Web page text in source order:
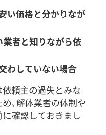
い価格と分かりなが
業者と知りながら依
わしていない場合
頼主の過失とみな
、解体業者の体制や
確認しておきまし